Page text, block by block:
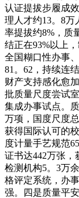
认证提拔步履成
理人才约13。8万
率提拔约8%，质
结正在93%以上
全国糊口性办事
81。62，持续连
财产支持感化愈
批质量尺度尝试
集成办事试点。
万项，国度尺度
获得国际认可的
度计量手艺规范
证书达442万张，
检测机构5。3万
格评定系统，办
强。四是质量平